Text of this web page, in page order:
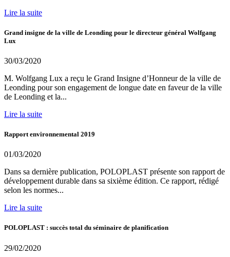
Lire la suite
Grand insigne de la ville de Leonding pour le directeur général Wolfgang
Lux
30/03/2020
M. Wolfgang Lux a reçu le Grand Insigne d’Honneur de la ville de
Leonding pour son engagement de longue date en faveur de la ville
de Leonding et la...
Lire la suite
Rapport environnemental 2019
01/03/2020
Dans sa dernière publication, POLOPLAST présente son rapport de
développement durable dans sa sixième édition. Ce rapport, rédigé
selon les normes...
Lire la suite
POLOPLAST : succès total du séminaire de planification
29/02/2020